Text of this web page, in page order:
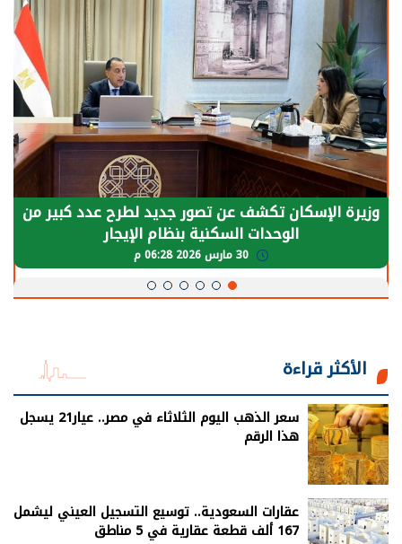
وزيرة الإسكان تكشف عن تصور جديد لطرح عدد كبير من
الوحدات السكنية بنظام الإيجار
الأكثر قراءة
سعر الذهب اليوم الثلاثاء في مصر.. عيار21 يسجل
هذا الرقم
عقارات السعودية.. توسيع التسجيل العيني ليشمل
167 ألف قطعة عقارية في 5 مناطق